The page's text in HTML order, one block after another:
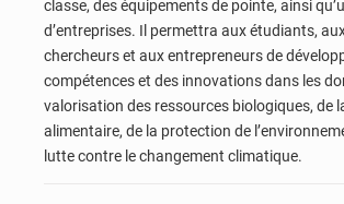
classe, des équipements de pointe, ainsi
d’entreprises. Il permettra aux étudiants,
chercheurs et aux entrepreneurs de
compétences et des innovations dans les
valorisation des ressources biologiques, de
alimentaire, de la protection de
lutte contre le changement climatique.